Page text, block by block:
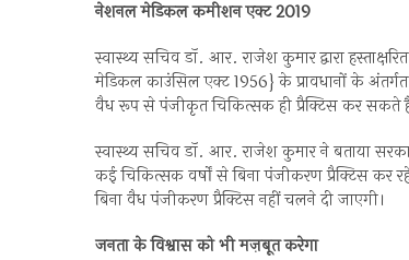
नेशनल मेडिकल कमीशन एक्ट 2019
स्वास्थ्य सचिव डॉ. आर. राजेश कुमार द्वारा
मेडिकल काउंसिल एक्ट 1956} के प्रावधानों के
वैध रूप से पंजीकृत चिकित्सक ही प्रैक्टिस कर सकते
स्वास्थ्य सचिव डॉ. आर. राजेश कुमार ने बताया
कई चिकित्सक वर्षों से बिना पंजीकरण प्रैक्टिस कर
बिना वैध पंजीकरण प्रैक्टिस नहीं चलने दी जाएगी।
जनता के विश्वास को भी मज़बूत करेगा